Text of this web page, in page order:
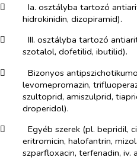
​
Ia. osztályba tartozó
hidrokinidin, dizopiramid).
​
III. osztályba tartozó
szotalol, dofetilid, ibutilid).
​
Bizonyos
levomepromazin,
szultoprid, amiszulprid,
droperidol).
​
Egyéb szerek (pl. bepridil,
eritromicin, halofantrin,
szparfloxacin, terfenadin, iv.